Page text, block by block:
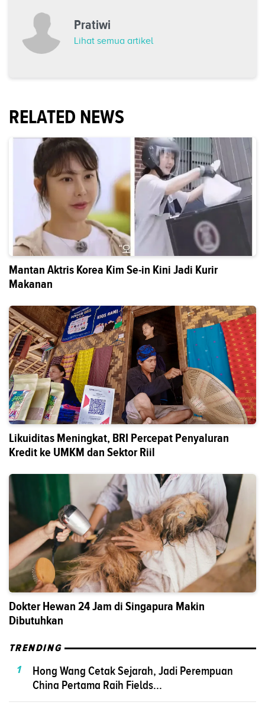
Pratiwi
Lihat semua artikel
RELATED NEWS
Mantan Aktris Korea Kim Se-in Kini Jadi Kurir
Makanan
Likuiditas Meningkat, BRI Percepat Penyaluran
Kredit ke UMKM dan Sektor Riil
Dokter Hewan 24 Jam di Singapura Makin
Dibutuhkan
TRENDING
1
Hong Wang Cetak Sejarah, Jadi Perempuan
China Pertama Raih Fields...